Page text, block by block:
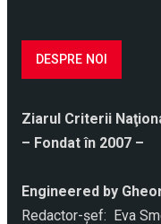
DESPRE NOI
Ziarul Criterii
– Fondat în 2007 –
Engineered by
Redactor-şef: Eva